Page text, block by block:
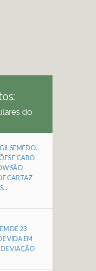
do
SEMEDO,
E CABO
SÃO
CARTAZ
DE 23
VIDA EM
VIAÇÃO